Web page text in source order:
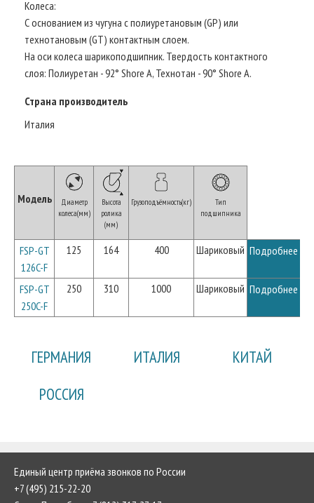
Колеса:
С основанием из чугуна с полиуретановым (GP) или
технотановым (GT) контактным слоем.
На оси колеса шарикоподшипник. Твердость контактного
слоя: Полиуретан - 92° Shore A, Технотан - 90° Shore A.
Страна производитель
Италия
Модель
Диаметр
колеса(мм)
Высота
ролика
(мм)
Грузоподъёмность(кг)
Тип
подшипника
FSP-GT
126C-F
125 164 400 Шариковый Подробнее
FSP-GT
250C-F
250 310 1000 Шариковый Подробнее
ГЕРМАНИЯ ИТАЛИЯ
КИТАЙ
РОССИЯ
Единый центр приёма звонков по России
+7 (495) 215-22-20